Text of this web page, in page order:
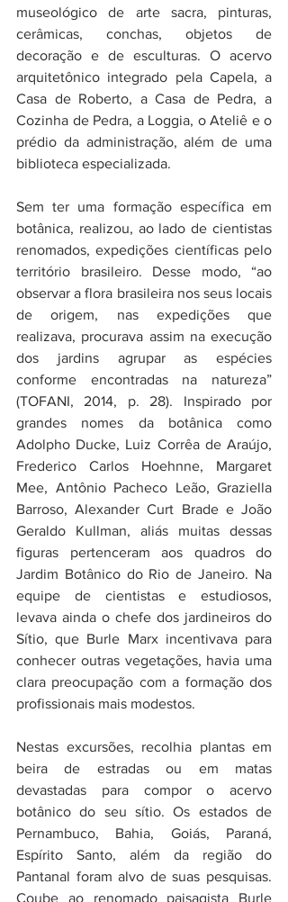
museológico de arte sacra, pinturas,
cerâmicas, conchas, objetos de
decoração e de esculturas. O acervo
arquitetônico integrado pela Capela, a
Casa de Roberto, a Casa de Pedra, a
Cozinha de Pedra, a Loggia, o Ateliê e o
prédio da administração, além de uma
biblioteca especializada.
Sem ter uma formação específica em
botânica, realizou, ao lado de cientistas
renomados, expedições científicas pelo
território brasileiro. Desse modo, “ao
observar a flora brasileira nos seus locais
de origem, nas expedições que
realizava, procurava assim na execução
dos jardins agrupar as espécies
conforme encontradas na natureza”
(TOFANI, 2014, p. 28). Inspirado por
grandes nomes da botânica como
Adolpho Ducke, Luiz Corrêa de Araújo,
Frederico Carlos Hoehnne, Margaret
Mee, Antônio Pacheco Leão, Graziella
Barroso, Alexander Curt Brade e João
Geraldo Kullman, aliás muitas dessas
figuras pertenceram aos quadros do
Jardim Botânico do Rio de Janeiro. Na
equipe de cientistas e estudiosos,
levava ainda o chefe dos jardineiros do
Sítio, que Burle Marx incentivava para
conhecer outras vegetações, havia uma
clara preocupação com a formação dos
profissionais mais modestos.
Nestas excursões, recolhia plantas em
beira de estradas ou em matas
devastadas para compor o acervo
botânico do seu sítio. Os estados de
Pernambuco, Bahia, Goiás, Paraná,
Espírito Santo, além da região do
Pantanal foram alvo de suas pesquisas.
Coube ao renomado paisagista Burle